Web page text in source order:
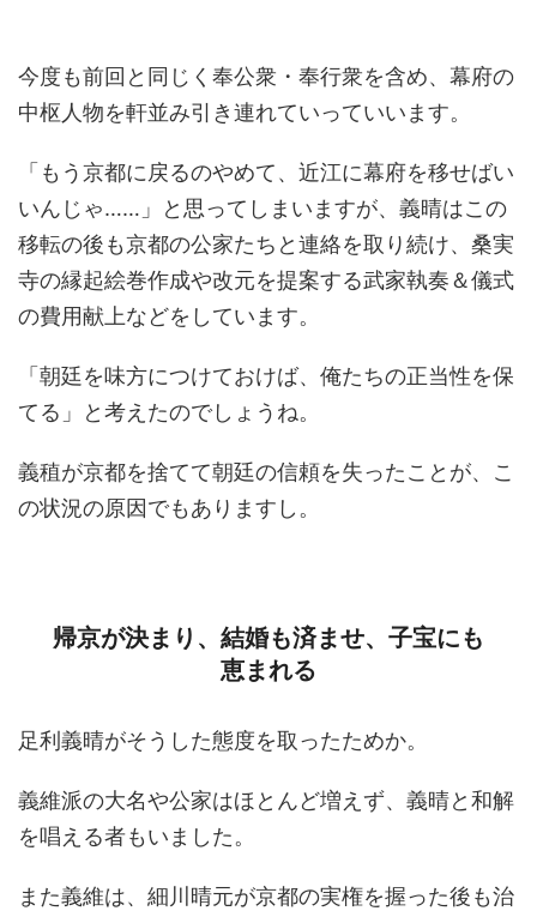
今度も前回と同じく奉公衆・奉行衆を含め、幕府の
中枢人物を軒並み引き連れていっていいます。
「もう京都に戻るのやめて、近江に幕府を移せばい
いんじゃ……」と思ってしまいますが、義晴はこの
移転の後も京都の公家たちと連絡を取り続け、桑実
寺の縁起絵巻作成や改元を提案する武家執奏＆儀式
の費用献上などをしています。
「朝廷を味方につけておけば、俺たちの正当性を保
てる」と考えたのでしょうね。
義稙が京都を捨てて朝廷の信頼を失ったことが、こ
の状況の原因でもありますし。
帰京が決まり、結婚も済ませ、子宝にも
恵まれる
足利義晴がそうした態度を取ったためか。
義維派の大名や公家はほとんど増えず、義晴と和解
を唱える者もいました。
また義維は、細川晴元が京都の実権を握った後も治